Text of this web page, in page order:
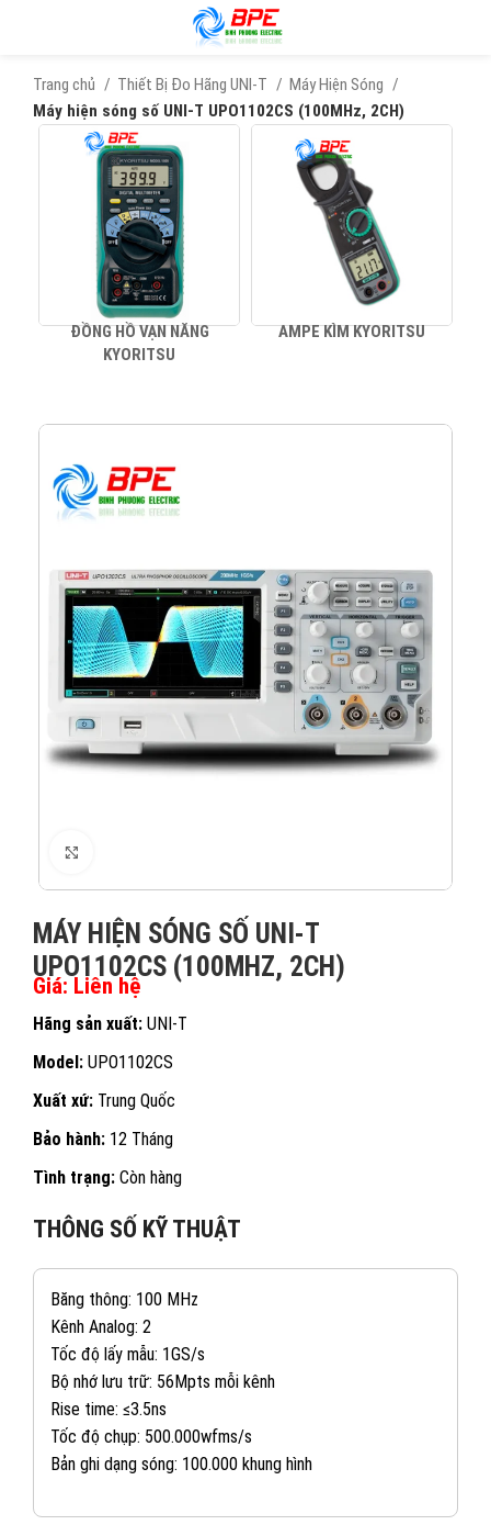
Trang chủ Thiết Bị Đo Hãng UNI-T
Máy Hiện Sóng
Máy hiện sóng số UNI-T UPO1102CS (100MHz, 2CH)
ĐỒNG HỒ VẠN NĂNG
KYORITSU
AMPE KÌM KYORITSU
MÁY HIỆN SÓNG SỐ UNI-T
UPO1102CS (100MHZ, 2CH)
Giá: Liên hệ
Hãng sản xuất: UNI-T
Model: UPO1102CS
Xuất xứ: Trung Quốc
Bảo hành: 12 Tháng
Tình trạng: Còn hàng
THÔNG SỐ KỸ THUẬT
Băng thông: 100 MHz
Kênh Analog: 2
Tốc độ lấy mẫu: 1GS/s
Bộ nhớ lưu trữ: 56Mpts mỗi kênh
Rise time: ≤3.5ns
Tốc độ chụp: 500.000wfms/s
Bản ghi dạng sóng: 100.000 khung hình